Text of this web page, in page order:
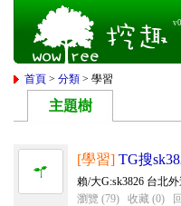
首頁 >分類 > 學習
主題樹
[學習] TG搜
賴/大G:sk3826 台北
瀏覽 (79)
收藏 (0)